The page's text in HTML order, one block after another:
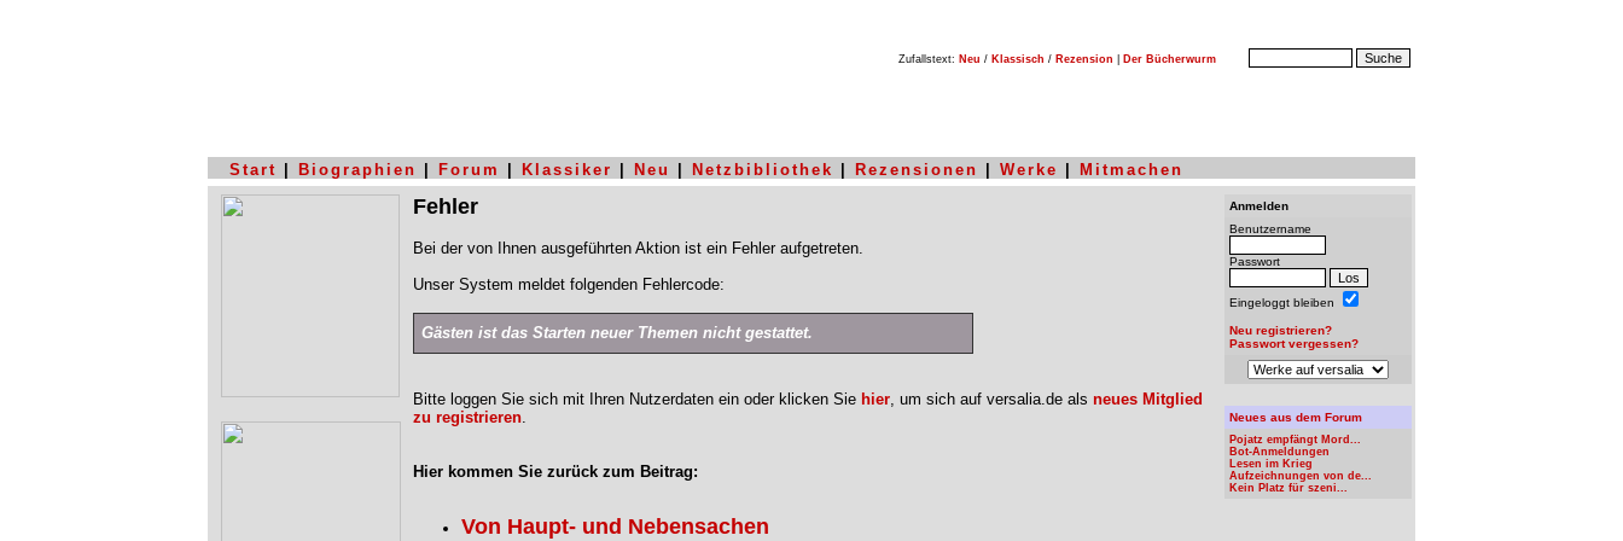
Zufallstext: Neu / Klassisch / Rezension Der Bücherwurm
Start Biographien Forum Klassiker Neu Netzbibliothek Rezensionen Werke Mitmachen
Fehler
Bei der von Ihnen ausgeführten Aktion ist ein Fehler aufgetreten.
Unser System meldet folgenden Fehlercode:
Gästen ist das Starten neuer Themen nicht gestattet.
Bitte loggen Sie sich mit Ihren Nutzerdaten ein oder klicken Sie hier, um sich auf versalia.de als neues Mitglied
zu registrieren.
Hier kommen Sie zurück zum Beitrag:
Von Haupt- und Nebensachen
Anmelden
Benutzername
Passwort
Eingeloggt bleiben
Neu registrieren?
Passwort vergessen?
Neues aus dem Forum
Pojatz empfängt Mord...
Bot-Anmeldungen
Lesen im Krieg
Aufzeichnungen von de...
Kein Platz für szeni...